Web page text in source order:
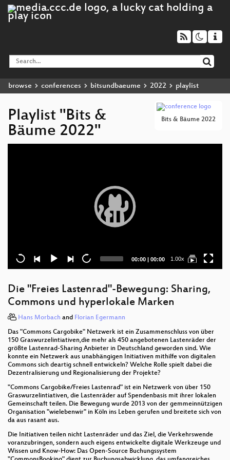
browse conferences bitsundbaeume 2022 playlist
Bits & Bäume 2022
Playlist "Bits &
Bäume 2022"
Current
00:00 | Total
00:00 1.00x
Die "Freies Lastenrad"-Bewegung: Sharing,
Commons und hyperlokale Marken
Hans Morbach and Florian Egermann
Das "Commons Cargobike" Netzwerk ist ein Zusammenschluss von über
150 Graswurzelintiativen,die mehr als 450 angebotenen Lastenräder der
größte Lastenrad-Sharing Anbieter in Deutschland geworden sind. Wie
konnte ein Netzwerk aus unabhängigen Initiativen mithilfe von digitalen
Commons sich deartig schnell entwickeln? Welche Rolle spielt dabei die
Dezentralisierung und Regionalisierung der Projekte?
"Commons Cargobike/Freies Lastenrad" ist ein Netzwerk von über 150
Graswurzelintiativen, die Lastenräder auf Spendenbasis mit ihrer lokalen
Gemeinschaft teilen. Die Bewegung wurde 2013 von der gemmeinnützigen
Organisation "wielebenwir" in Köln ins Leben gerufen und breitete sich von
da aus rasant aus.
Die Initiativen teilen nicht Lastenräder und das Ziel, die Verkehrswende
voranzubringen, sondern auch eigens entwickelte digitale Werkzeuge und
Wissen und Know-How: Das Open-Source Buchungssystem